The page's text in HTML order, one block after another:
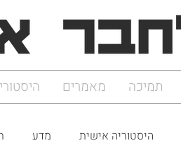
תמיכה מאמרים
היסטוריה אישית מדע